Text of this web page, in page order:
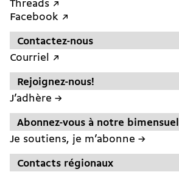
Threads ↗︎
Facebook ↗︎
Contactez-nous
Courriel ↗︎
Rejoignez-nous!
J’adhère →
Abonnez-vous à notre bimensuel
Je soutiens, je m’abonne →
Contacts régionaux